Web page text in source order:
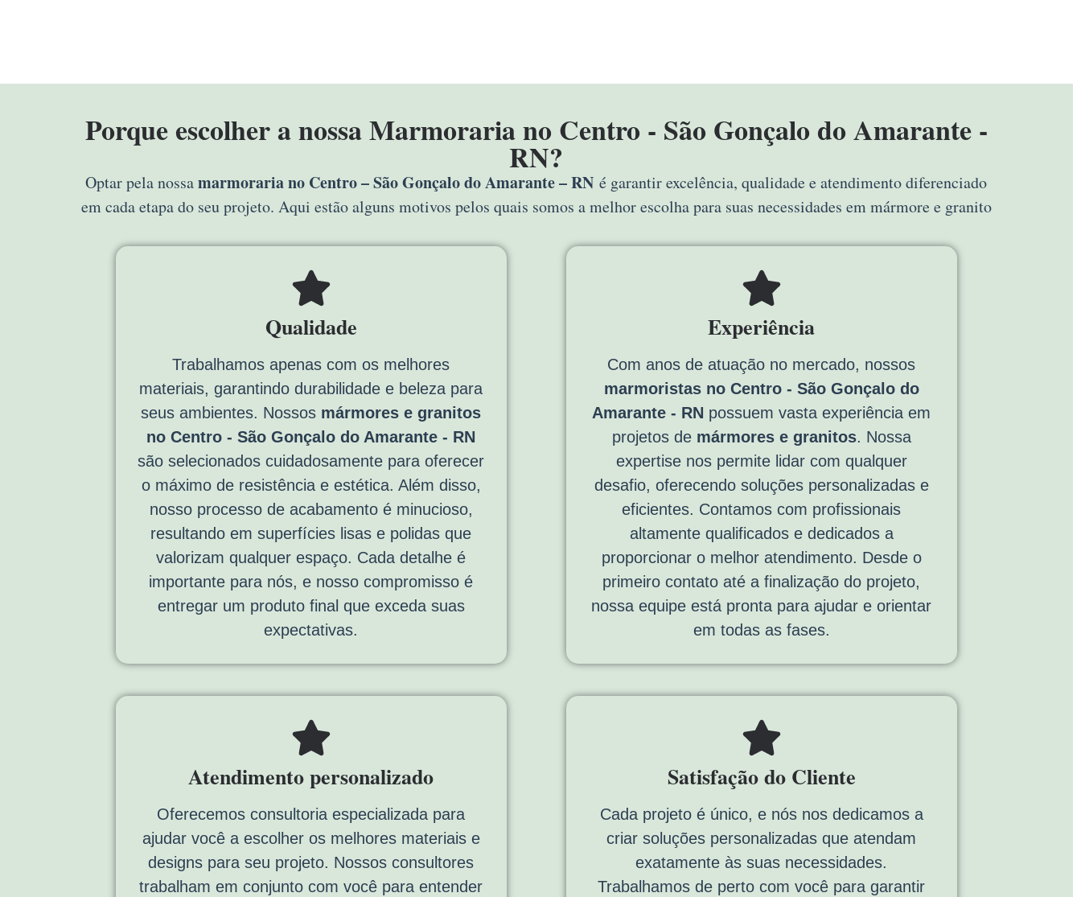
Porque escolher a nossa Marmoraria no Centro - São Gonçalo do Amarante -
RN?
Optar pela nossamarmoraria no Centro – São Gonçalo do Amarante – RN é garantir excelência, qualidade e atendimento diferenciado
em cada etapa do seu projeto. Aqui estão alguns motivos pelos quais somos a melhor escolha para suas necessidades em mármore e granito
Qualidade
Trabalhamos apenas com os melhores
materiais, garantindo durabilidade e beleza para
seus ambientes. Nossos mármores e granitos
no Centro - São Gonçalo do Amarante - RN
são selecionados cuidadosamente para oferecer
o máximo de resistência e estética. Além disso,
nosso processo de acabamento é minucioso,
resultando em superfícies lisas e polidas que
valorizam qualquer espaço. Cada detalhe é
importante para nós, e nosso compromisso é
entregar um produto final que exceda suas
expectativas.
Experiência
Com anos de atuação no mercado, nossos
marmoristas no Centro - São Gonçalo do
Amarante - RN possuem vasta experiência em
projetos de mármores e granitos. Nossa
expertise nos permite lidar com qualquer
desafio, oferecendo soluções personalizadas e
eficientes. Contamos com profissionais
altamente qualificados e dedicados a
proporcionar o melhor atendimento. Desde o
primeiro contato até a finalização do projeto,
nossa equipe está pronta para ajudar e orientar
em todas as fases.
Atendimento personalizado
Oferecemos consultoria especializada para
ajudar você a escolher os melhores materiais e
designs para seu projeto. Nossos consultores
trabalham em conjunto com você para entender
Satisfação do Cliente
Cada projeto é único, e nós nos dedicamos a
criar soluções personalizadas que atendam
exatamente às suas necessidades.
Trabalhamos de perto com você para garantir